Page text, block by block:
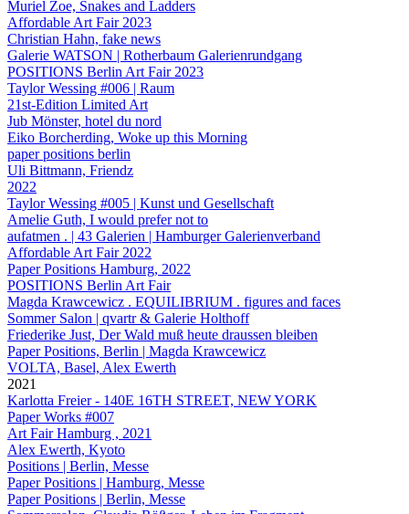
Muriel Zoe, Snakes and Ladders
Affordable Art Fair 2023
Christian Hahn, fake news
Galerie WATSON | Rotherbaum Galerienrundgang
POSITIONS Berlin Art Fair 2023
Taylor Wessing #006 | Raum
21st-Edition Limited Art
Jub Mönster, hotel du nord
Eiko Borcherding, Woke up this Morning
paper positions berlin
Uli Bittmann, Friendz
2022
Taylor Wessing #005 | Kunst und Gesellschaft
Amelie Guth, I would prefer not to
aufatmen . | 43 Galerien | Hamburger Galerienverband
Affordable Art Fair 2022
Paper Positions Hamburg, 2022
POSITIONS Berlin Art Fair
Magda Krawcewicz . EQUILIBRIUM . figures and faces
Sommer Salon | qvartr & Galerie Holthoff
Friederike Just, Der Wald muß heute draussen bleiben
Paper Positions, Berlin | Magda Krawcewicz
VOLTA, Basel, Alex Ewerth
2021
Karlotta Freier - 140E 16TH STREET, NEW YORK
Paper Works #007
Art Fair Hamburg , 2021
Alex Ewerth, Kyoto
Positions | Berlin, Messe
Paper Positions | Hamburg, Messe
Paper Positions | Berlin, Messe